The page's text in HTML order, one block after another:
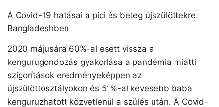
A Covid-19 hatásai a pici és beteg újszülöttekre
Bangladeshben
2020 májusára 60%-al esett vissza a
kengurugondozás gyakorlása a pandémia miatti
szigorítások eredményeképpen az
újszülöttosztályokon és 51%-al kevesebb baba
kenguruzhatott közvetlenül a szülés után. A Covid-